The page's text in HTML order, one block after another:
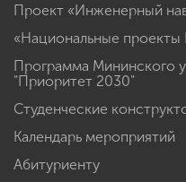
Проект «Инженерный
«Национальные проекты
Программа Мининского
"Приоритет 2030"
Студенческие
Календарь мероприятий
Абитуриенту